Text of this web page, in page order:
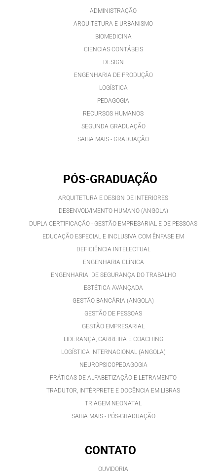
ADMINISTRAÇÃO
ARQUITETURA E URBANISMO
BIOMEDICINA
CIENCIAS CONTÁBEIS
DESIGN
ENGENHARIA DE PRODUÇÃO
LOGÍSTICA
PEDAGOGIA
RECURSOS HUMANOS
SEGUNDA GRADUAÇÃO
SAIBA MAIS - GRADUAÇÃO
PÓS-GRADUAÇÃO
ARQUITETURA E DESIGN DE INTERIORES
DESENVOLVIMENTO HUMANO (ANGOLA)
DUPLA CERTIFICAÇÃO - GESTÃO EMPRESARIAL E DE PESSOAS
EDUCAÇÃO ESPECIAL E INCLUSIVA COM ÊNFASE EM
DEFICIÊNCIA INTELECTUAL
ENGENHARIA CLÍNICA
ENGENHARIA DE SEGURANÇA DO TRABALHO
ESTÉTICA AVANÇADA
GESTÃO BANCÁRIA (ANGOLA)
GESTÃO DE PESSOAS
GESTÃO EMPRESARIAL
LIDERANÇA, CARREIRA E COACHING
LOGÍSTICA INTERNACIONAL (ANGOLA)
NEUROPSICOPEDAGOGIA
PRÁTICAS DE ALFABETIZAÇÃO E LETRAMENTO
TRADUTOR, INTÉRPRETE E DOCÊNCIA EM LIBRAS
TRIAGEM NEONATAL
SAIBA MAIS - PÓS-GRADUAÇÃO
CONTATO
OUVIDORIA